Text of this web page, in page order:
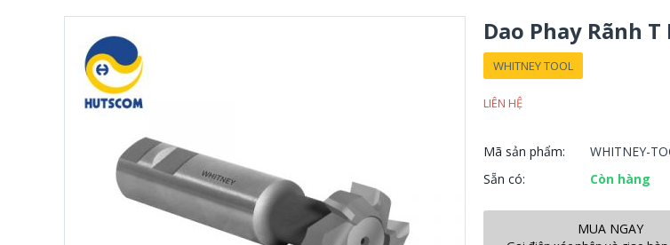
Dao Phay Rãnh
WHITNEY TOOL
LIÊN HỆ
Mã sản phẩm:
WHITNEY-
Sẵn có:
Còn hàng
MUA NGAY